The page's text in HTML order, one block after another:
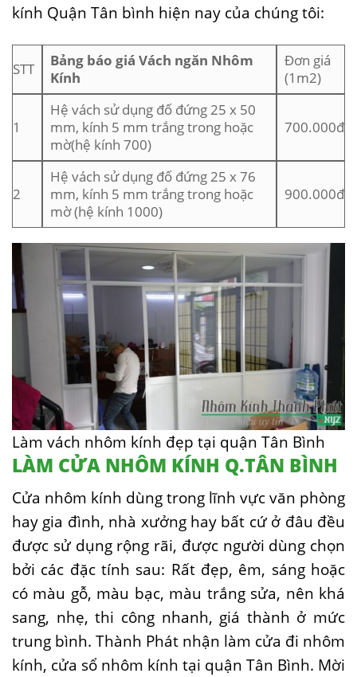
kính Quận Tân bình hiện nay của chúng tôi:
STT
Bảng báo giá Vách ngăn Nhôm
Kính
Đơn giá
(1m2)
1
Hệ vách sử dụng đố đứng 25 x 50
mm, kính 5 mm trắng trong hoặc
mờ(hệ kính 700)
700.000đ
2
Hệ vách sử dụng đố đứng 25 x 76
mm, kính 5 mm trắng trong hoặc
mờ (hệ kính 1000)
900.000đ
Làm vách nhôm kính đẹp tại quận Tân Bình
LÀM CỬA NHÔM KÍNH Q.TÂN BÌNH
Cửa nhôm kính dùng trong lĩnh vực văn phòng
hay gia đình, nhà xưởng hay bất cứ ở đâu đều
được sử dụng rộng rãi, được người dùng chọn
bởi các đặc tính sau: Rất đẹp, êm, sáng hoặc
có màu gỗ, màu bạc, màu trắng sửa, nên khá
sang, nhẹ, thi công nhanh, giá thành ở mức
trung bình. Thành Phát nhận làm cửa đi nhôm
kính, cửa sổ nhôm kính tại quận Tân Bình. Mời